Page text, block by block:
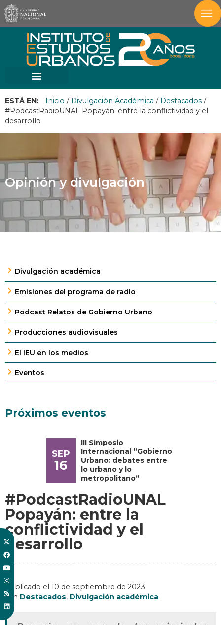
ESTÁ EN: Inicio / Divulgación Académica / Destacados /
#PodcastRadioUNAL Popayán: entre la conflictividad y el
desarrollo
Opinión y divulgación
Divulgación académica
Emisiones del programa de radio
Podcast Relatos de Gobierno Urbano
Producciones audiovisuales
El IEU en los medios
Eventos
Próximos eventos
SEP
16
III Simposio
Internacional “Gobierno
Urbano: debates entre
lo urbano y lo
metropolitano”
#PodcastRadioUNAL
Popayán: entre la
conflictividad y el
desarrollo
Publicado el 10 de septiembre de 2023
, en Destacados, Divulgación académica